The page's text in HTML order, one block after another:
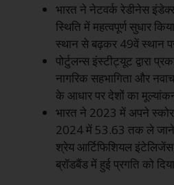
भारत ने नेटवर्क रेडीनेस
स्थिति में महत्वपूर्ण सुधार
स्थान से बढ़कर 49वें स्थान
पोर्टुलन्स इंस्टीट्यूट द्वारा
नागरिक सहभागिता और
के आधार पर देशों का
भारत ने 2023 में अपने
2024 में 53.63 तक ले
श्रेय आर्टिफिशियल
ब्रॉडबैंड में हुई प्रगति को